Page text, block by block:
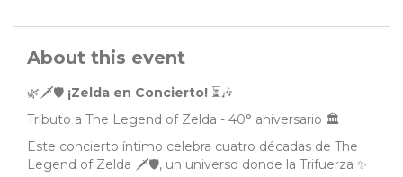
About this event
🌿🗡️🛡️ ¡Zelda en Concierto! ⏳🎶
Tributo a The Legend of Zelda - 40° aniversario 🏛️
Este concierto íntimo celebra cuatro décadas de The
Legend of Zelda 🗡️🛡️, un universo donde la Trifuerza ✨